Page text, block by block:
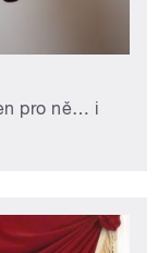
pro ně… i